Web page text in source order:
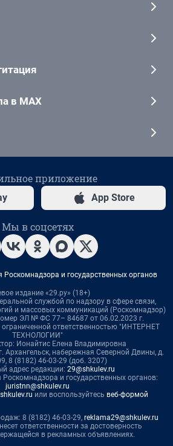
в MAX
приложение
App Store
Мы в соцсетях
и государственных органов
издание «29.ру» (18+)
службой по надзору в сфере связи,
и массовых коммуникаций (Роскомнадзор)
ЭЛ № ФС 77– 84687 от 06.02.2023 г.
ответственностью "ИНТЕРНЕТ
ТЕХНОЛОГИИ"
Ионайтис Елена Владимировна
Архангельск, набережная Северной Двины, д.
8 (8182) 46-03-29 (доб. 3207)
адрес редакции: 29@shkulev.ru
и государственных органов:
juristnn@shkulev.ru
или воспользуйтесь веб-формой
8 (8182) 46-03-29, reklama29@shkulev.ru
ответственности за достоверность
в рекламных объявлениях.